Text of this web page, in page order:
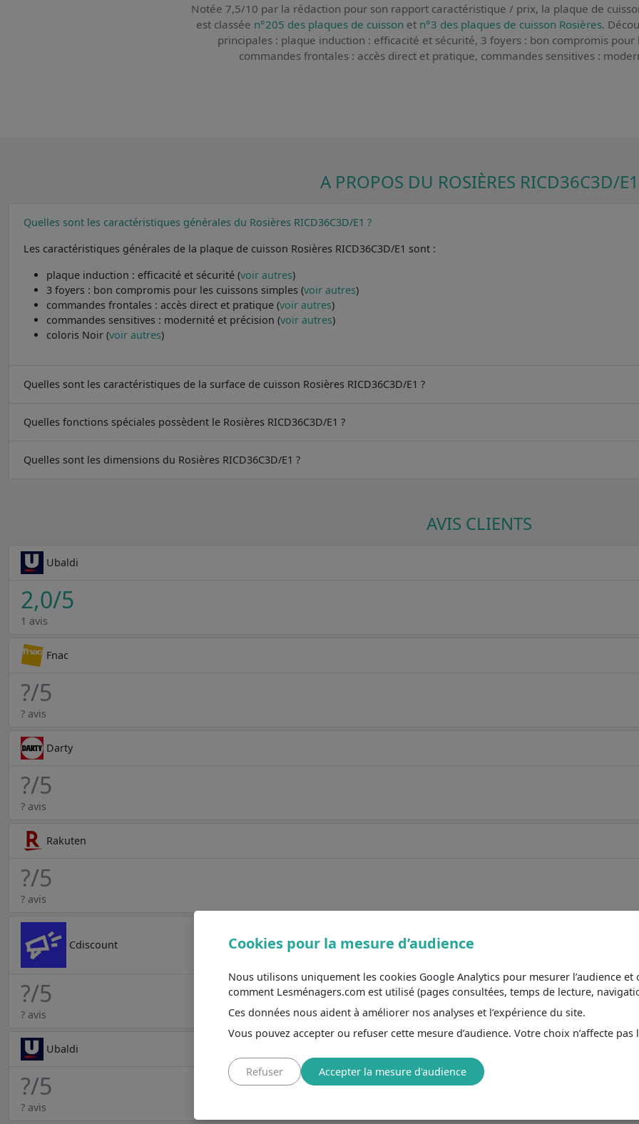
Notée 7,5/10 par la rédaction pour son rapport caractéristique / prix, la plaque de
est classée n°205 des plaques de cuisson et n°3 des plaques de cuisson Rosières.
principales : plaque induction : efficacité et sécurité, 3 foyers : bon compromis pour
commandes frontales : accès direct et pratique, commandes sensitives :
A PROPOS DU ROSIÈRES RICD36C3D/E1
Quelles sont les caractéristiques générales du Rosières RICD36C3D/E1 ?
Les caractéristiques générales de la plaque de cuisson Rosières RICD36C3D/E1 sont :
plaque induction : efficacité et sécurité (voir autres)
3 foyers : bon compromis pour les cuissons simples (voir autres)
commandes frontales : accès direct et pratique (voir autres)
commandes sensitives : modernité et précision (voir autres)
coloris Noir (voir autres)
Quelles sont les caractéristiques de la surface de cuisson Rosières RICD36C3D/E1 ?
Quelles fonctions spéciales possèdent le Rosières RICD36C3D/E1 ?
Quelles sont les dimensions du Rosières RICD36C3D/E1 ?
AVIS CLIENTS
Ubaldi
2,0/5
1 avis
Fnac
?/5
? avis
Darty
?/5
? avis
Rakuten
?/5
? avis
Cdiscount
?/5
? avis
Ubaldi
?/5
? avis
Cookies pour la mesure d’audience
Nous utilisons uniquement les cookies Google Analytics pour mesurer l’audience et
comment Lesménagers.com est utilisé (pages consultées, temps de lecture,
Ces données nous aident à améliorer nos analyses et l’expérience du site.
Vous pouvez accepter ou refuser cette mesure d’audience. Votre choix n’affecte pas
Refuser Accepter la mesure d'audience